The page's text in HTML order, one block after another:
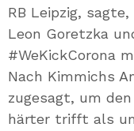
RB Leipzig,
Leon Goretzka
#WeKickCorona
Nach Kimmichs
zugesagt, um
härter trifft als